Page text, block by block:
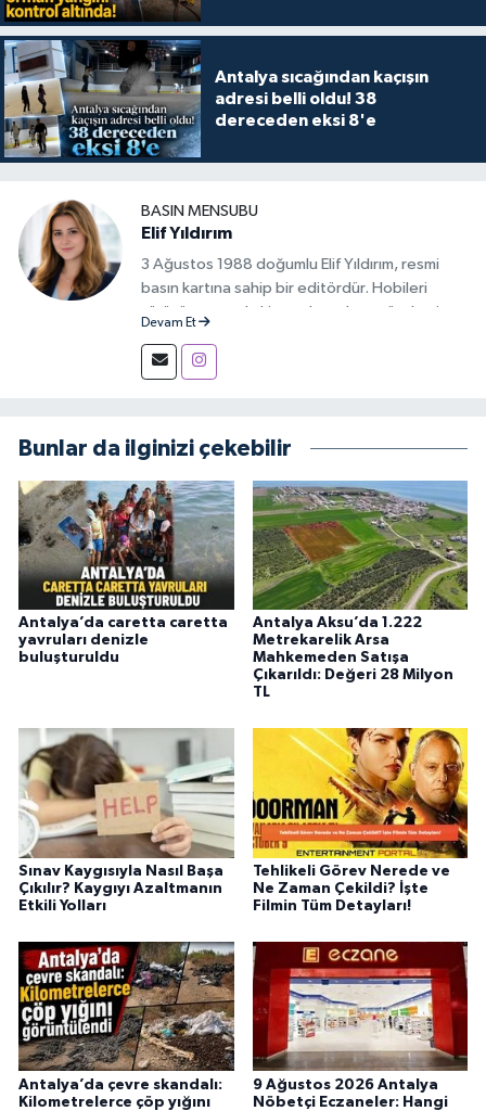
Antalya sıcağından kaçışın
adresi belli oldu! 38
dereceden eksi 8'e
BASIN MENSUBU
Elif Yıldırım
3 Ağustos 1988 doğumlu Elif Yıldırım, resmi
basın kartına sahip bir editördür. Hobileri
yürüyüş yapmak, kitap okumak ve gündemi
Devam Et
Bunlar da ilginizi çekebilir
Antalya’da caretta caretta
yavruları denizle
buluşturuldu
Antalya Aksu’da 1.222
Metrekarelik Arsa
Mahkemeden Satışa
Çıkarıldı: Değeri 28 Milyon
TL
Sınav Kaygısıyla Nasıl Başa
Çıkılır? Kaygıyı Azaltmanın
Etkili Yolları
Tehlikeli Görev Nerede ve
Ne Zaman Çekildi? İşte
Filmin Tüm Detayları!
Antalya’da çevre skandalı:
Kilometrelerce çöp yığını
9 Ağustos 2026 Antalya
Nöbetçi Eczaneler: Hangi